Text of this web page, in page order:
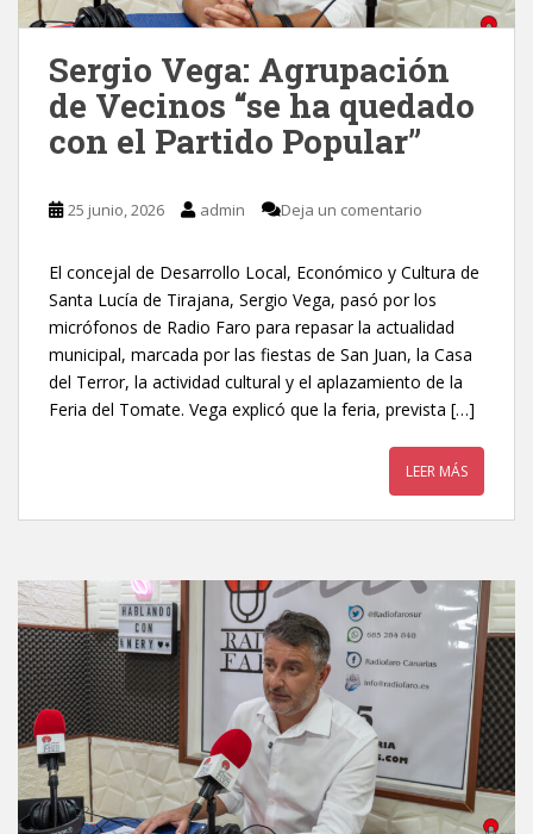
Sergio Vega: Agrupación
de Vecinos “se ha quedado
con el Partido Popular”
25 junio, 2026 admin Deja un comentario
El concejal de Desarrollo Local, Económico y Cultura de
Santa Lucía de Tirajana, Sergio Vega, pasó por los
micrófonos de Radio Faro para repasar la actualidad
municipal, marcada por las fiestas de San Juan, la Casa
del Terror, la actividad cultural y el aplazamiento de la
Feria del Tomate. Vega explicó que la feria, prevista […]
LEER MÁS